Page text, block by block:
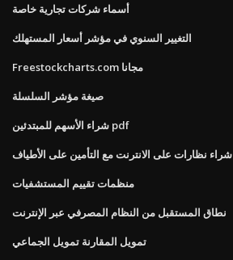
أسماء شركات تجارية خاصة
التغيير السنوي في مؤشر أسعار المستهلك
Freestockcharts.com مجانا
صيغة مؤشر السلسلة
شراء الأسهم للمبتدئين pdf
شراء نظارات على الانترنت مع التأمين على الأطياف
منظمات تقييم المستشفيات
نطاق المستقبل من النظام المصرفي عبر الإنترنت
تمويل المقارنة تمويل الجماعي